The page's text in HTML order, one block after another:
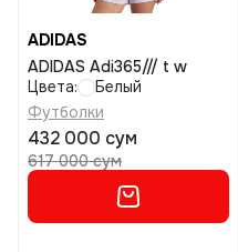
ADIDAS
ADIDAS Adi365/// t w
Цвета:
Белый
Футболки
432 000 сум
617 000 сум